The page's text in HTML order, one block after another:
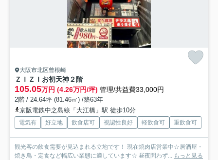
大阪市北区曾根崎
ＺＩＺＩお初天神２階
105.05万円 (4.26万円/坪) 管理/共益費33,000円
2階 / 24.64坪 (81.46㎡) /築63年
京阪電鉄中之島線「大江橋」駅 徒歩10分
電気有 好立地 飲食店可 視認性良好 軽飲食可 重飲食可
観光客の飲食需要が見込まれる立地です！ 現在焼肉店営業中☆居酒屋・
焼き鳥・定食など幅広い業態に適しています☆ 昼夜問わず... もっと見る